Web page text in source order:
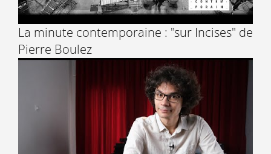
La minute contemporaine : "sur Incises" de
Pierre Boulez